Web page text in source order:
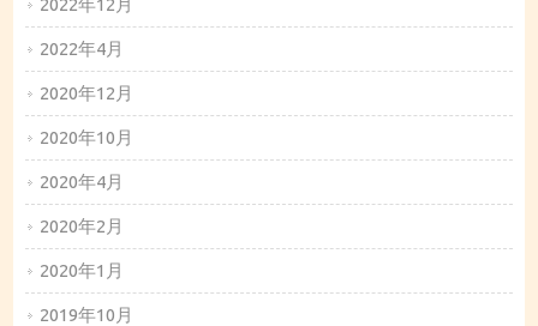
2022年12月
2022年4月
2020年12月
2020年10月
2020年4月
2020年2月
2020年1月
2019年10月